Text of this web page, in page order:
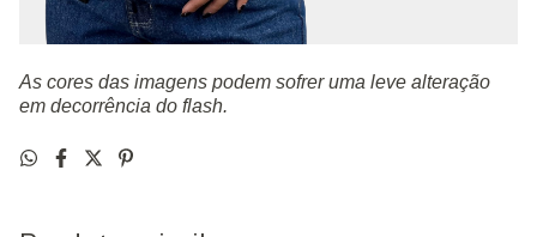
As cores das imagens podem sofrer uma leve alteração
em decorrência do flash.